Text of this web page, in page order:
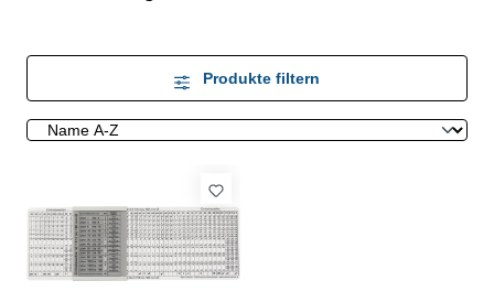
Produkte filtern